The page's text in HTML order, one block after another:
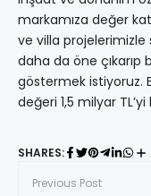
markamıza değer
ve villa
daha da öne
göstermek istiyoruz.
değeri 1,5 milyar
SHARES:
Previous Post